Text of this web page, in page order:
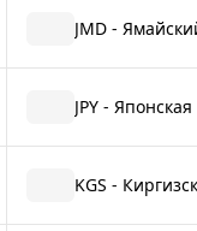
JMD -
JPY -
KGS -